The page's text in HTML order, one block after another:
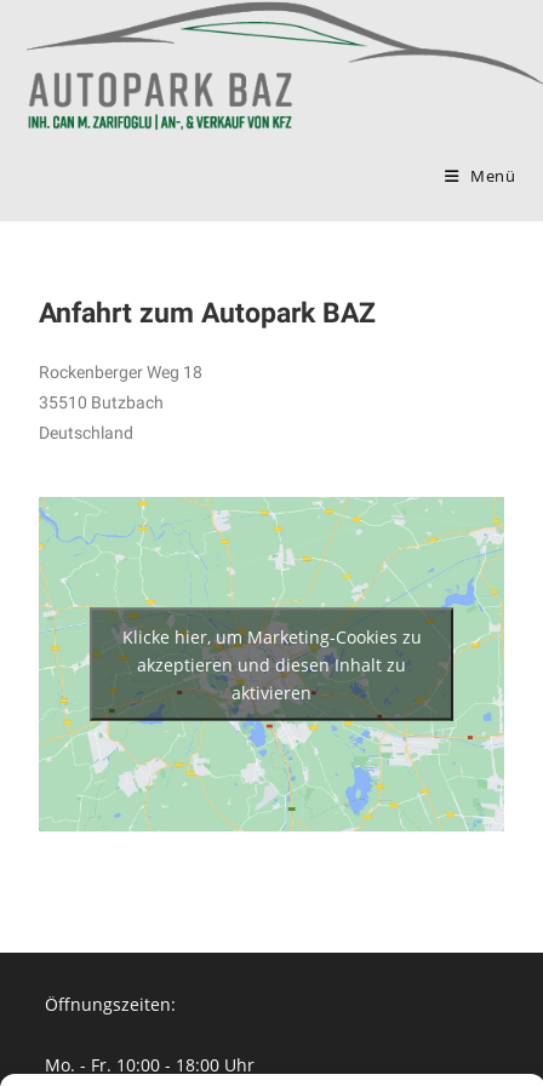
Menü
Anfahrt zum Autopark BAZ
Rockenberger Weg 18
35510 Butzbach
Deutschland
Klicke hier, um Marketing-Cookies zu
akzeptieren und diesen Inhalt zu
aktivieren
Öffnungszeiten:
Mo. - Fr. 10:00 - 18:00 Uhr